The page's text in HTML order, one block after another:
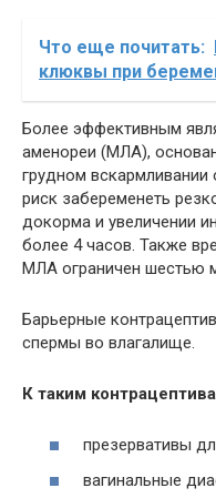
Что еще почитать:
клюквы при
Более эффективным
аменореи (МЛА),
грудном вскармливании
риск забеременеть
докорма и увеличении
более 4 часов. Также
МЛА ограничен шестью
Барьерные
спермы во влагалище.
К таким
презервативы
вагинальные